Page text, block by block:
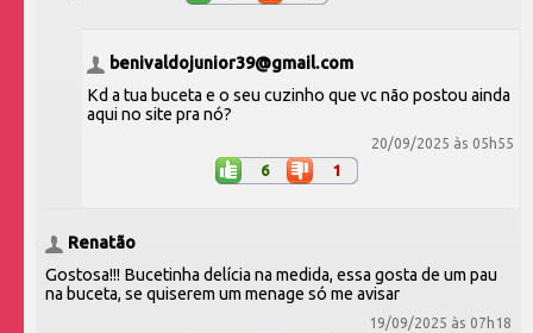
benivaldojunior39@gmail.com
Kd a tua buceta e o seu cuzinho que vc não postou ainda
aqui no site pra nó?
20/09/2025 às 05h55
6 1
Renatão
Gostosa!!! Bucetinha delícia na medida, essa gosta de um pau
na buceta, se quiserem um menage só me avisar
19/09/2025 às 07h18